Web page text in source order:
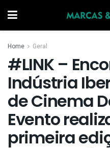
Home Geral
#LINK –
Indústria
de Cinema
Evento
primeira